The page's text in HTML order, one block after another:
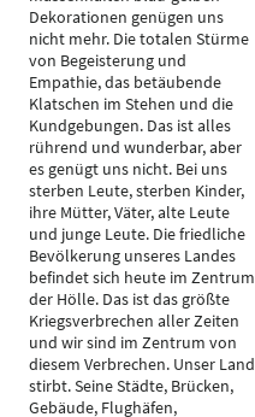
Dekorationen genügen uns
nicht mehr. Die totalen Stürme
von Begeisterung und
Empathie, das betäubende
Klatschen im Stehen und die
Kundgebungen. Das ist alles
rührend und wunderbar, aber
es genügt uns nicht. Bei uns
sterben Leute, sterben Kinder,
ihre Mütter, Väter, alte Leute
und junge Leute. Die friedliche
Bevölkerung unseres Landes
befindet sich heute im Zentrum
der Hölle. Das ist das größte
Kriegsverbrechen aller Zeiten
und wir sind im Zentrum von
diesem Verbrechen. Unser Land
stirbt. Seine Städte, Brücken,
Gebäude, Flughäfen,